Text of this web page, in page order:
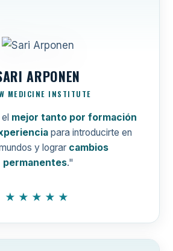
ARPONEN
MEDICINE INSTITUTE
mejor tanto por formación
para introducirte en
y lograr cambios
permanentes."
★★★★★